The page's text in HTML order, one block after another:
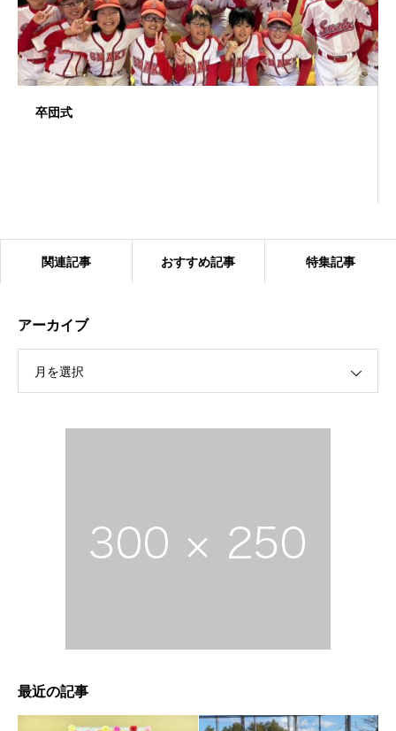
卒団式
2024.1.27 ベアーズ合同練習
関連記事 おすすめ記事 特集記事
アーカイブ
月を選択
最近の記事